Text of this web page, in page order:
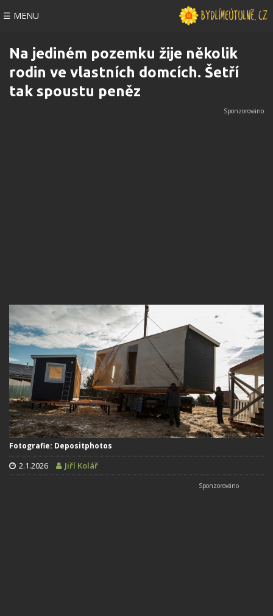
☰ MENU
Na jediném pozemku žije několik
rodin ve vlastních domcích. Šetří
tak spoustu peněz
Fotografie: Depositphotos
2.1.2026 Jiří Kolář